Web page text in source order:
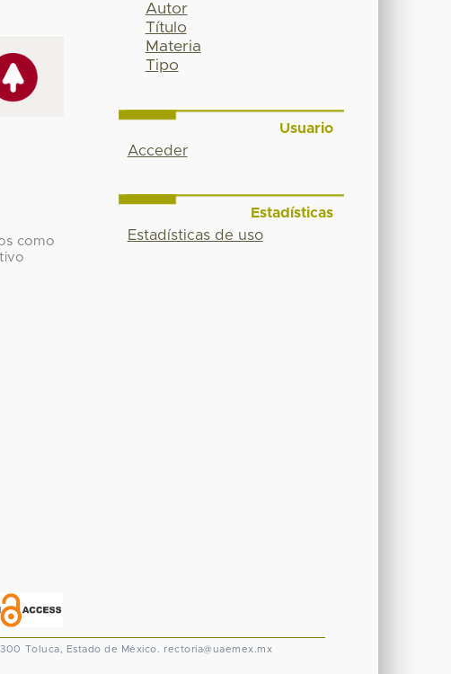
como
Autor
Título
Materia
Tipo
Usuario
Acceder
Estadísticas
Estadísticas de uso
Toluca, Estado de México. rectoria@uaemex.mx